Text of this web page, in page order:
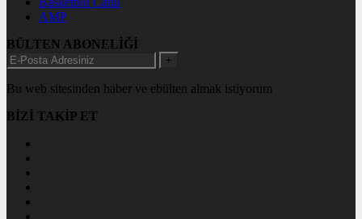
AMP
BÜLTEN ABONELİĞİ
+
Bu web sitesinden haber ve ebülten almak istiyorum
BİZİ TAKİP ET